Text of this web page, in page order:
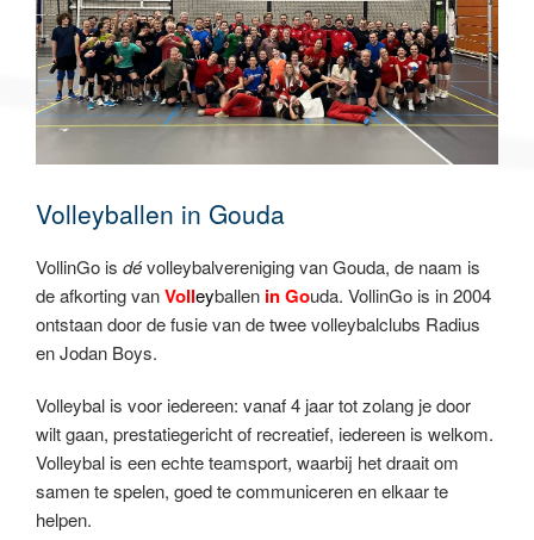
Volleyballen in Gouda
VollinGo is dévolleybalvereniging van Gouda, de naam is
de afkorting vanVolleyballen inGouda. VollinGo is in 2004
ontstaan door de fusie van de twee volleybalclubs Radius
en Jodan Boys.
Volleybal is voor iedereen: vanaf 4 jaar tot zolang je door
wilt gaan, prestatiegericht of recreatief, iedereen is welkom.
Volleybal is een echte teamsport, waarbij het draait om
samen te spelen, goed te communiceren en elkaar te
helpen.